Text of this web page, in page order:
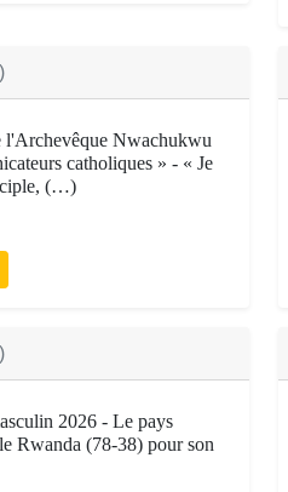
l'Archevêque Nwachukwu
catholiques » - « Je
(…)
2026 - Le pays
Rwanda (78-38) pour son